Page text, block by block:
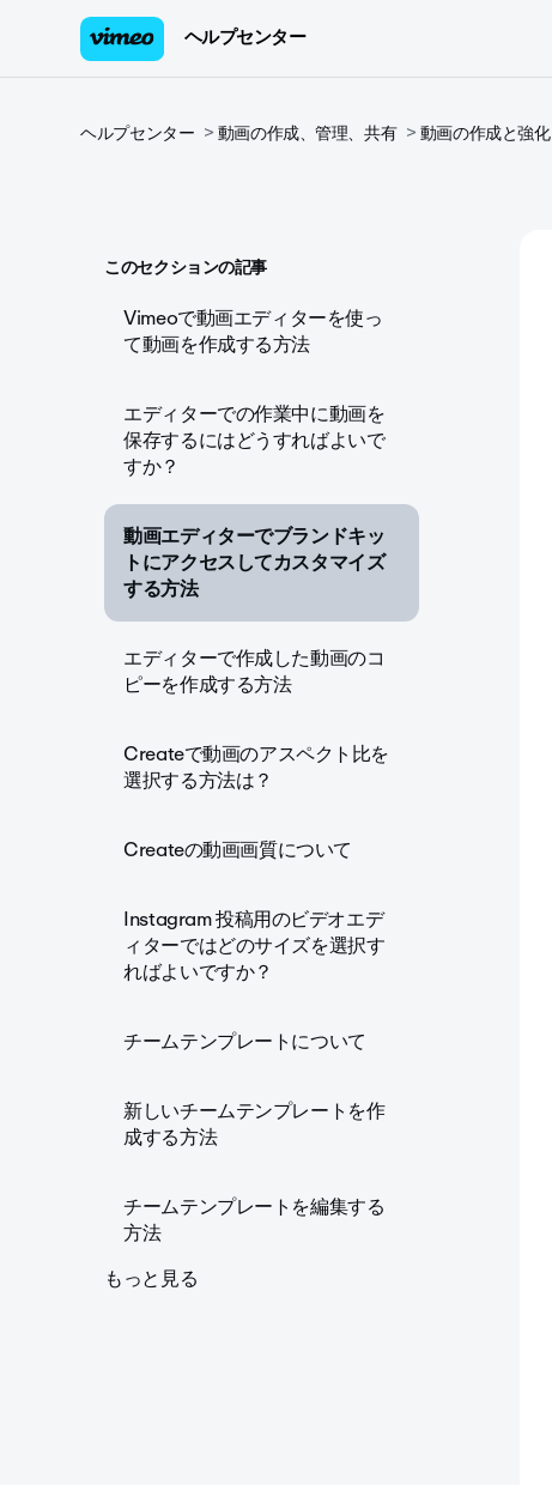
ヘルプセンター
ヘルプセンター 動画の作成、管理、共有 動画の作成と強化
このセクションの記事
Vimeoで動画エディターを使っ
て動画を作成する方法
エディターでの作業中に動画を
保存するにはどうすればよいで
すか？
動画エディターでブランドキッ
トにアクセスしてカスタマイズ
する方法
エディターで作成した動画のコ
ピーを作成する方法
Createで動画のアスペクト比を
選択する方法は？
Createの動画画質について
Instagram 投稿用のビデオエデ
ィターではどのサイズを選択す
ればよいですか？
チームテンプレートについて
新しいチームテンプレートを作
成する方法
チームテンプレートを編集する
方法
もっと見る